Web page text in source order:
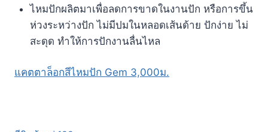
ไหมปักผลิตมาเพื่อลดการขาดในงานปัก หรือการขึ้น
ห่วงระหว่างปัก ไม่มีปมในหลอดเส้นด้าย ปักง่าย ไม่
สะดุด ทำให้การปักงานลื่นไหล
แคตตาล็อกสีไหมปัก Gem 3,000ม.